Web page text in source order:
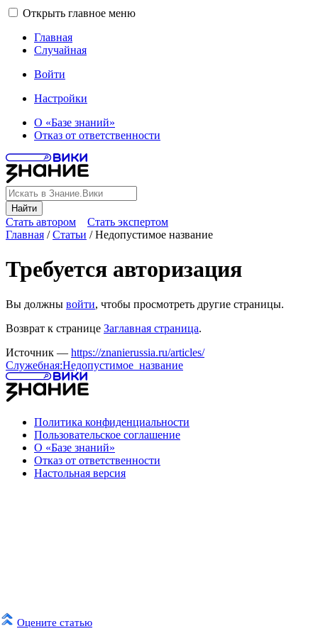
Открыть главное меню
Главная
Случайная
Войти
Настройки
О «Базе знаний»
Отказ от ответственности
Найти
Стать автором Стать экспертом
Оцените статью
Главная /Статьи /Недопустимое название
Требуется авторизация
Вы должны войти, чтобы просмотреть другие страницы.
Возврат к странице Заглавная страница.
Источник — https://znanierussia.ru/articles/
Служебная:Недопустимое_название
Политика конфиденциальности
Пользовательское соглашение
О «Базе знаний»
Отказ от ответственности
Настольная версия